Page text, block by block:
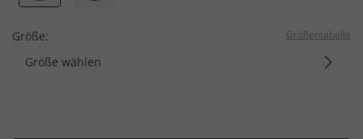
Größe: Größentabelle
Größe wählen